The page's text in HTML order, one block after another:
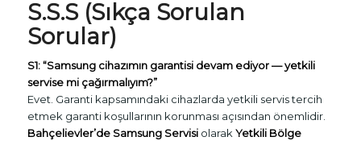
S.S.S (Sıkça Sorulan
Sorular)
S1: “Samsung cihazımın garantisi devam ediyor — yetkili
servise mi çağırmalıyım?”
Evet. Garanti kapsamındaki cihazlarda yetkili servis tercih
etmek garanti koşullarının korunması açısından önemlidir.
Bahçelievler’de Samsung Servisiolarak Yetkili Bölge